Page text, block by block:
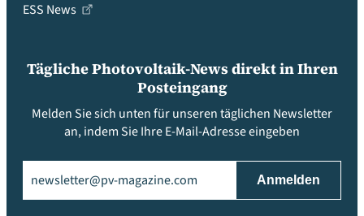
ESS News
Tägliche Photovoltaik-News direkt in Ihren
Posteingang
Melden Sie sich unten für unseren täglichen Newsletter
an, indem Sie Ihre E-Mail-Adresse eingeben